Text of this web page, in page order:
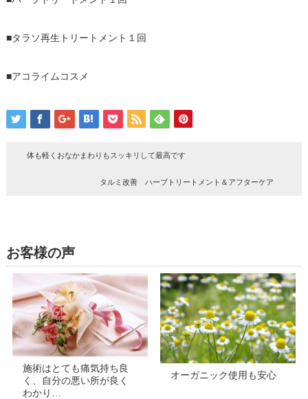
■タラソ再生トリートメント１回
■アコライムコスメ
体も軽くおなかまわりもスッキリして最高です
タルミ改善 ハーブトリートメント＆アフターケア
お客様の声
施術はとても痛気持ち良
く、自分の悪い所が良く
わかり…
オーガニック使用も安心